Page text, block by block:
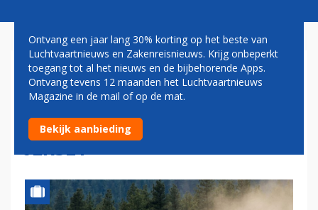
GEWONDEN BIJ
VLIEGTUIGONGELUK IN
AMERIKAANSE STAAT NEW
JERSEY
Ontvang een jaar lang 30% korting op het beste van
Luchtvaartnieuws en Zakenreisnieuws. Krijg onbeperkt
toegang tot al het nieuws en de bijbehorende Apps.
Ontvang tevens 12 maanden het Luchtvaartnieuws
Magazine in de mail of op de mat.
Bekijk aanbieding